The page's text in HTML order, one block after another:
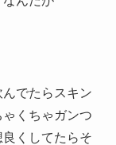
でたらスキン
くちゃガンつ
くしてたらそ